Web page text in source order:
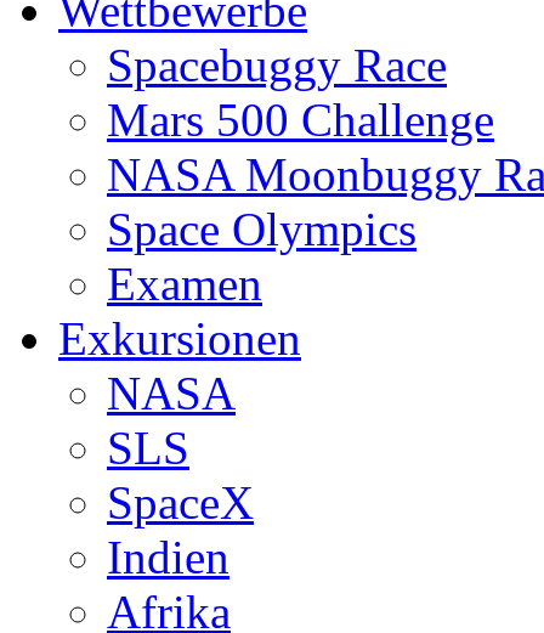
Wettbewerbe
Spacebuggy Race
Mars 500 Challenge
NASA Moonbuggy
Space Olympics
Examen
Exkursionen
NASA
SLS
SpaceX
Indien
Afrika